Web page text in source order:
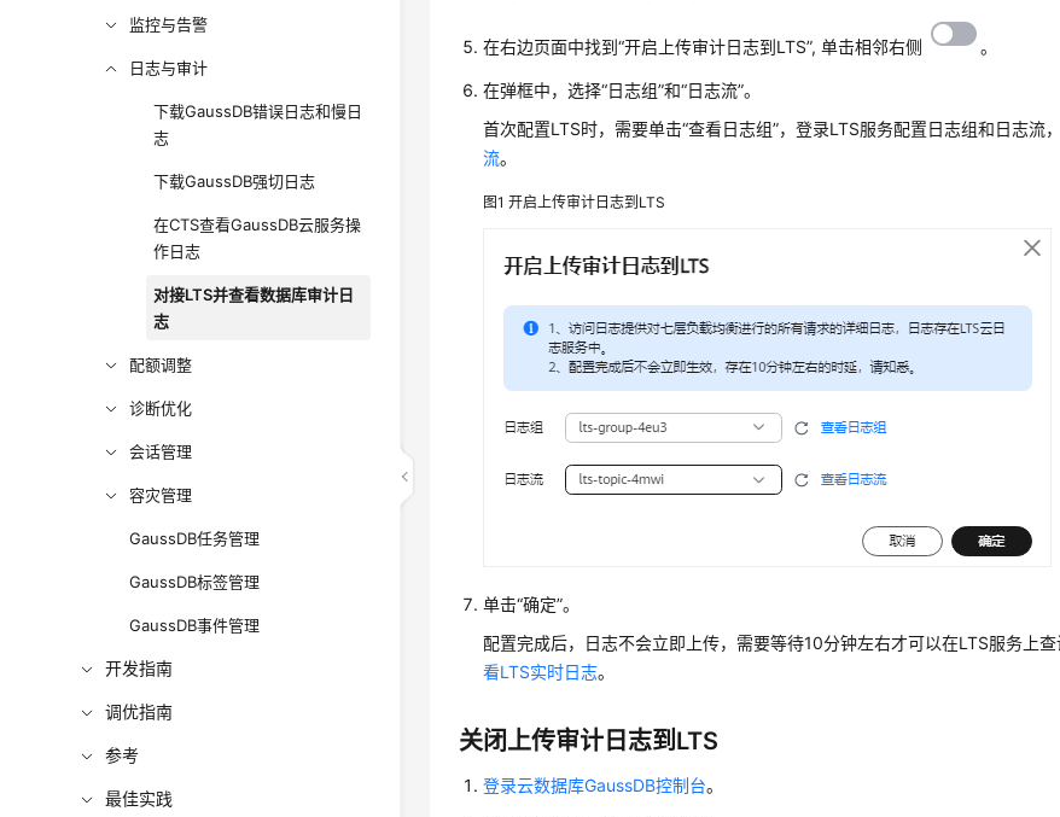
监控与告警
日志与审计
下载GaussDB错误日志和慢日
志
下载GaussDB强切日志
在CTS查看GaussDB云服务操
作日志
对接LTS并查看数据库审计日
志
配额调整
诊断优化
会话管理
容灾管理
GaussDB任务管理
GaussDB标签管理
GaussDB事件管理
开发指南
调优指南
参考
最佳实践
在右边页面中找到“开启上传审计日志到LTS”, 单击相邻右侧 。
在弹框中，选择“日志组”和“日志流”。
首次配置LTS时，需要单击“查看日志组”，登录LTS服务配置日志组和日志流
流。
图1开启上传审计日志到LTS
单击“确定”。
配置完成后，日志不会立即上传，需要等待10分钟左右才可以在LTS服务上
看LTS实时日志。
关闭上传审计日志到LTS
登录云数据库GaussDB控制台。